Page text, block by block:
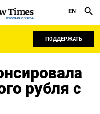
РУССКАЯ СЛУЖБА
EN
ПОДДЕРЖАТЬ
рубля с